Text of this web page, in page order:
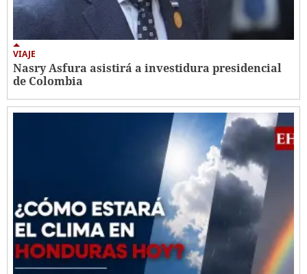
VIAJE
Nasry Asfura asistirá a investidura presidencial
de Colombia